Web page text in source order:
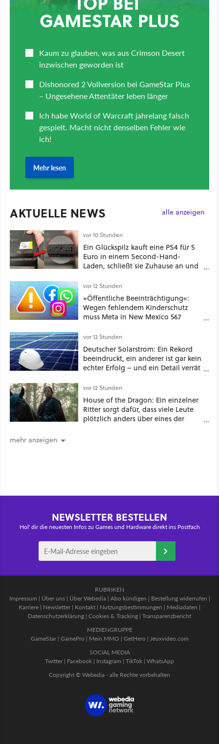
AKTUELLE NEWS alle anzeigen
vor 10 Stunden
Ein Glückspilz kauft eine PS4 für 5
Euro in einem Second-Hand-
Laden, schließt sie Zuhause an und
funktionierende PlayStation [Best of
GameStar]
vor 12 Stunden
»Öffentliche Beeinträchtigung«:
Wegen fehlendem Kinderschutz
muss Meta in New Mexico 567
vor 12 Stunden
Deutscher Solarstrom: Ein Rekord
beeindruckt, ein anderer ist gar kein
echter Erfolg – und ein Detail verrät
jede Zahl
vor 12 Stunden
House of the Dragon: Ein einzelner
Ritter sorgt dafür, dass viele Leute
plötzlich anders über eines der
mehr anzeigen
NEWSLETTER BESTELLEN
Hol' dir die neuesten Infos zu Games und Hardware direkt ins Postfach
RUBRIKEN
Impressum | Über uns| Über Webedia | Abo kündigen | Bestellung widerrufen |
Karriere | Newsletter | Kontakt | Nutzungsbestimmungen | Mediadaten |
Datenschutzerklärung | Cookies & Tracking | Transparenzbericht
MEDIENGRUPPE
GameStar| GamePro | Mein MMO | GetHero | Jeuxvideo.com
SOCIAL MEDIA
Twitter | Facebook | Instagram | TikTok | WhatsApp
Copyright © Webedia - alle Rechte vorbehalten